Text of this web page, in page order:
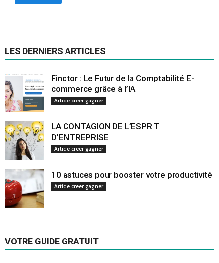
LES DERNIERS ARTICLES
Finotor : Le Futur de la Comptabilité E-
commerce grâce à l’IA
Article creer gagner
LA CONTAGION DE L’ESPRIT
D’ENTREPRISE
Article creer gagner
10 astuces pour booster votre productivité
Article creer gagner
VOTRE GUIDE GRATUIT